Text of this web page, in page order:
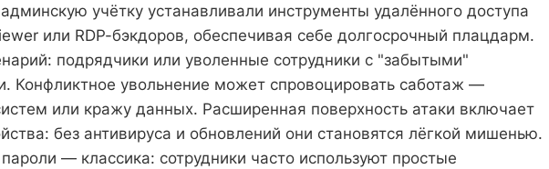
учётку устанавливали инструменты удалённого доступа
или RDP-бэкдоров, обеспечивая себе долгосрочный плацдарм.
подрядчики или уволенные сотрудники с "забытыми"
Конфликтное увольнение может спровоцировать саботаж —
или кражу данных. Расширенная поверхность атаки включает
без антивируса и обновлений они становятся лёгкой мишенью.
— классика: сотрудники часто используют простые